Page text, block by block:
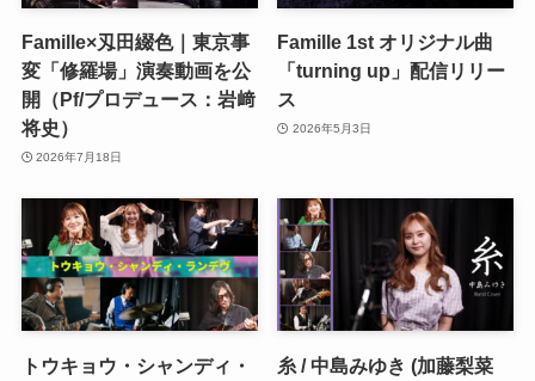
Famille×刄田綴色｜東京事
変「修羅場」演奏動画を公
開（Pf/プロデュース：岩﨑
将史）
2026年7月18日
Famille 1st オリジナル曲
「turning up」配信リリー
ス
2026年5月3日
トウキョウ・シャンディ・
糸 / 中島みゆき (加藤梨菜